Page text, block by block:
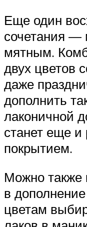
Еще один
сочетания —
мятным.
двух цветов
даже
дополнить
лаконичной
станет еще
покрытием.
Можно также
в
цветам